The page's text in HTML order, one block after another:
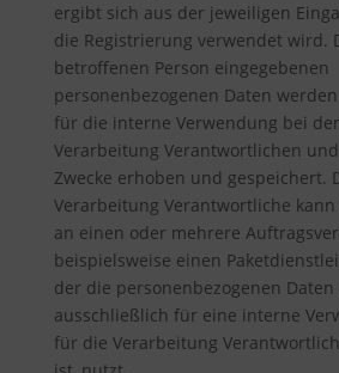
ergibt sich aus der jeweiligen
die Registrierung verwendet wird.
betroffenen Person eingegebenen
personenbezogenen Daten
für die interne Verwendung bei
Verarbeitung Verantwortlichen
Zwecke erhoben und gespeichert.
Verarbeitung Verantwortliche
an einen oder mehrere
beispielsweise einen
der die personenbezogenen
ausschließlich für eine interne
für die Verarbeitung